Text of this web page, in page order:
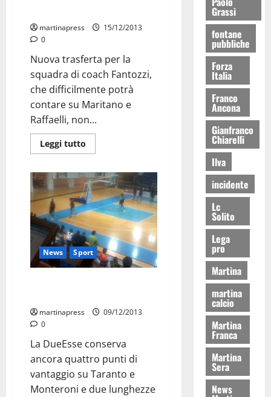
martinapress
15/12/2013
0
Nuova trasferta per la
squadra di coach Fantozzi,
che difficilmente potrà
contare su Maritano e
Raffaelli, non...
Leggi tutto
News Sport
martinapress
09/12/2013
0
La DueEsse conserva
ancora quattro punti di
vantaggio su Taranto e
Monteroni e due lunghezze
Grassi
fontane
pubbliche
Forza
Italia
Franco
Ancona
Gianfranco
Chiarelli
Ilva
incidente
Lc
Solito
Lega
pro
Martina
martina
calcio
Martina
Franca
Martina
Sera
News